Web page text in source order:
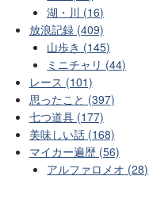
湖・川 (16)
放浪記録 (409)
山歩き (145)
ミニチャリ (44)
レース (101)
思ったこと (397)
七つ道具 (177)
美味しい話 (168)
マイカー遍歴 (56)
アルファロメオ (28)